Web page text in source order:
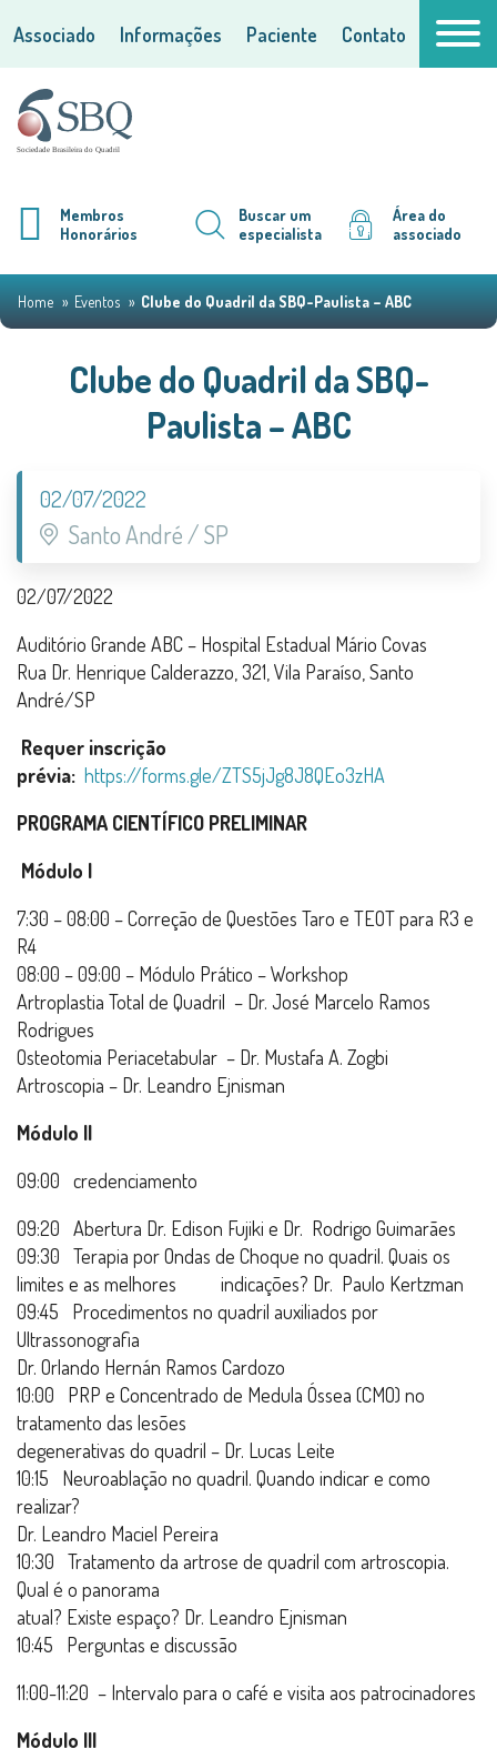
Associado Informações Paciente Contato
Membros
Honorários
Buscar um
especialista
Área do
associado
Home Eventos Clube do Quadril da SBQ-Paulista – ABC
Clube do Quadril da SBQ-
Paulista – ABC
02/07/2022
Santo André / SP
02/07/2022
Auditório Grande ABC – Hospital Estadual Mário Covas
Rua Dr. Henrique Calderazzo, 321, Vila Paraíso, Santo
André/SP
Requer inscrição
prévia: https://forms.gle/ZTS5jJg8J8QEo3zHA
PROGRAMA CIENTÍFICO PRELIMINAR
Módulo I
7:30 – 08:00 – Correção de Questões Taro e TEOT para R3 e
R4
08:00 – 09:00 – Módulo Prático – Workshop
Artroplastia Total de Quadril – Dr. José Marcelo Ramos
Rodrigues
Osteotomia Periacetabular – Dr. Mustafa A. Zogbi
Artroscopia – Dr. Leandro Ejnisman
Módulo II
09:00 credenciamento
09:20 Abertura Dr. Edison Fujiki e Dr. Rodrigo Guimarães
09:30 Terapia por Ondas de Choque no quadril. Quais os
limites e as melhores indicações? Dr. Paulo Kertzman
09:45 Procedimentos no quadril auxiliados por
Ultrassonografia
Dr. Orlando Hernán Ramos Cardozo
10:00 PRP e Concentrado de Medula Óssea (CMO) no
tratamento das lesões
degenerativas do quadril – Dr. Lucas Leite
10:15 Neuroablação no quadril. Quando indicar e como
realizar?
Dr. Leandro Maciel Pereira
10:30 Tratamento da artrose de quadril com artroscopia.
Qual é o panorama
atual? Existe espaço? Dr. Leandro Ejnisman
10:45 Perguntas e discussão
11:00-11:20 – Intervalo para o café e visita aos patrocinadores
Módulo III